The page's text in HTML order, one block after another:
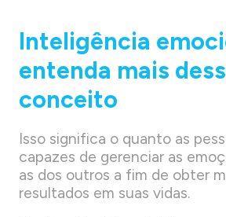
Inteligência
entenda mais
conceito
Isso significa o quanto as
capazes de gerenciar as
as dos outros a fim de obter
resultados em suas vidas.